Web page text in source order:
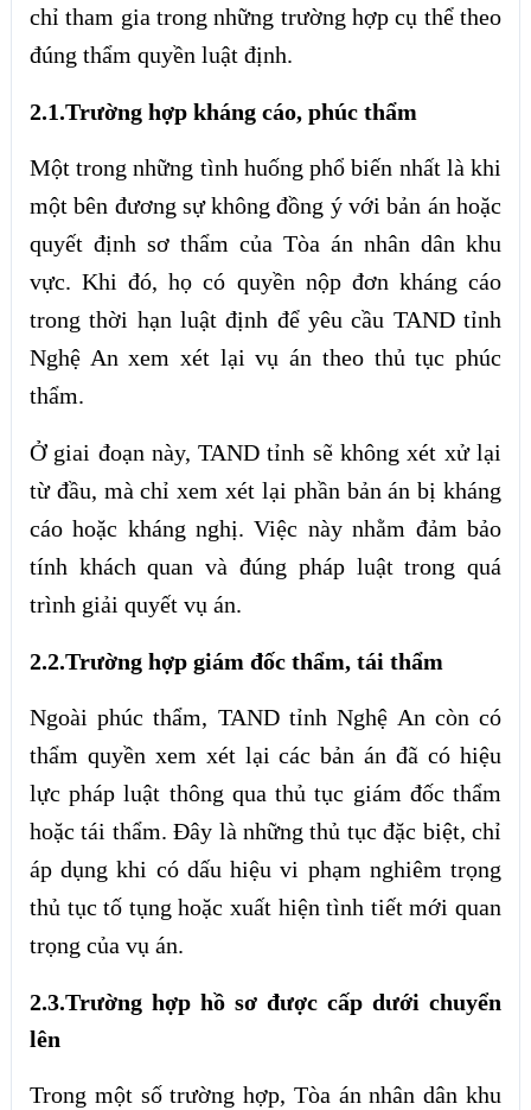
chỉ tham gia trong những trường hợp cụ thể theo
đúng thẩm quyền luật định.
2.1.Trường hợp kháng cáo, phúc thẩm
Một trong những tình huống phổ biến nhất là khi
một bên đương sự không đồng ý với bản án hoặc
quyết định sơ thẩm của Tòa án nhân dân khu
vực. Khi đó, họ có quyền nộp đơn kháng cáo
trong thời hạn luật định để yêu cầu TAND tỉnh
Nghệ An xem xét lại vụ án theo thủ tục phúc
thẩm.
Ở giai đoạn này, TAND tỉnh sẽ không xét xử lại
từ đầu, mà chỉ xem xét lại phần bản án bị kháng
cáo hoặc kháng nghị. Việc này nhằm đảm bảo
tính khách quan và đúng pháp luật trong quá
trình giải quyết vụ án.
2.2.Trường hợp giám đốc thẩm, tái thẩm
Ngoài phúc thẩm, TAND tỉnh Nghệ An còn có
thẩm quyền xem xét lại các bản án đã có hiệu
lực pháp luật thông qua thủ tục giám đốc thẩm
hoặc tái thẩm. Đây là những thủ tục đặc biệt, chỉ
áp dụng khi có dấu hiệu vi phạm nghiêm trọng
thủ tục tố tụng hoặc xuất hiện tình tiết mới quan
trọng của vụ án.
2.3.Trường hợp hồ sơ được cấp dưới chuyển
lên
Trong một số trường hợp, Tòa án nhân dân khu